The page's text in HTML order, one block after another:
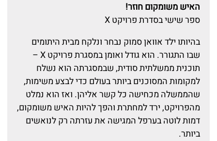
האיש משומקום חוזר!
ספר שישי בסדרת פרויקט X
בהיותו ילד אוואן סמוק נבחר ונלקח מבית היתומים
שבו התגורר. הוא גודל ואומן במסגרת פרויקט X –
תוכנית ממשלתית סודית, שבמסגרתה הוא נשלח
למקומות המסוכנים ביותר בעולם כדי לבצע משימות,
שהממשלה מכחישה כל קשר אליהן. ואז הוא נמלט
מהפרויקט, ירד למחתרת והפך להיות האיש משומקום,
דמות לוטה בערפל המגישה את עזרתה רק לנואשים
ביותר.